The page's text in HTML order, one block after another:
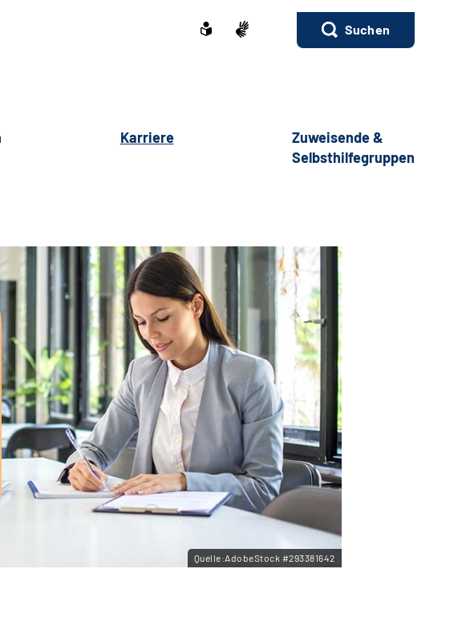
Suchen
Karriere
Zuweisende &
Selbsthilfegruppen
Quelle:AdobeStock #293381642